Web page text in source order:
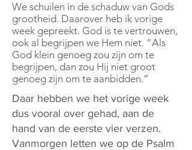
We schuilen in de schaduw van Gods
grootheid. Daarover heb ik vorige
week gepreekt. God is te vertrouwen,
ook al begrijpen we Hem niet. “Als
God klein genoeg zou zijn om te
begrijpen, dan zou Hij niet groot
genoeg zijn om te aanbidden.”
Daar hebben we het vorige week
dus vooral over gehad, aan de
hand van de eerste vier verzen.
Vanmorgen letten we op de Psalm